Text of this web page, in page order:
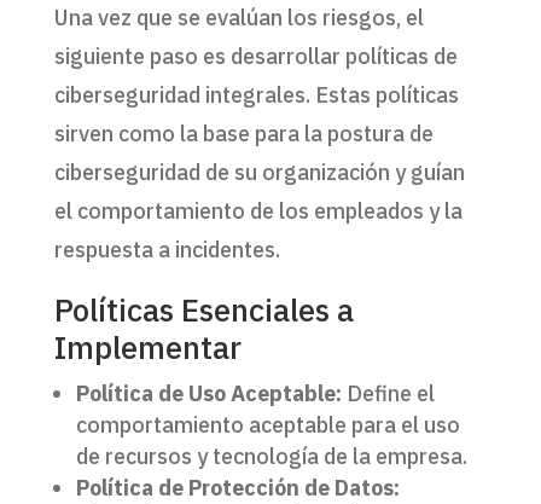
Una vez que se evalúan los riesgos, el
siguiente paso es desarrollar políticas de
ciberseguridad integrales. Estas políticas
sirven como la base para la postura de
ciberseguridad de su organización y guían
el comportamiento de los empleados y la
respuesta a incidentes.
Políticas Esenciales a
Implementar
Política de Uso Aceptable: Define el
comportamiento aceptable para el uso
de recursos y tecnología de la empresa.
Política de Protección de Datos: